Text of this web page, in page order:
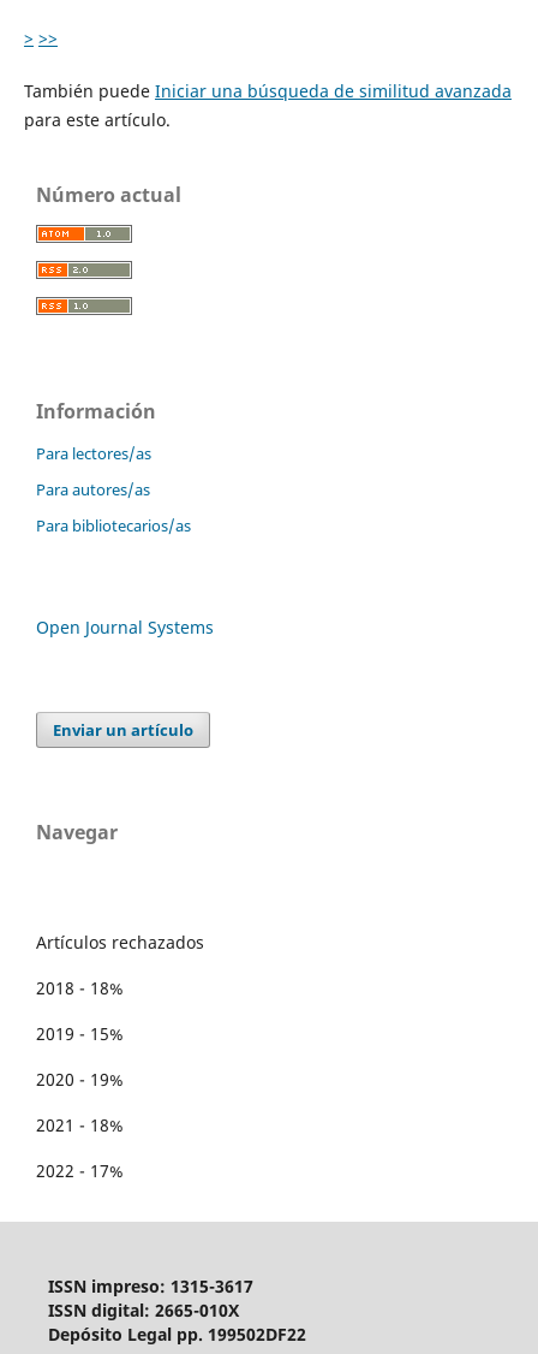
> >>
También puede Iniciar una búsqueda de similitud avanzada
para este artículo.
Número actual
Información
Para lectores/as
Para autores/as
Para bibliotecarios/as
Open Journal Systems
Enviar un artículo
Navegar
Artículos rechazados
2018 - 18%
2019 - 15%
2020 - 19%
2021 - 18%
2022 - 17%
ISSN impreso: 1315-3617
ISSN digital: 2665-010X
Depósito Legal pp. 199502DF22